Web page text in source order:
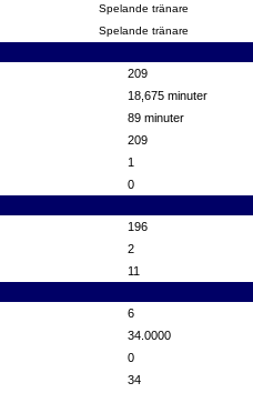
Spelande tränare
Spelande tränare
209
18,675 minuter
89 minuter
209
1
0
196
2
11
6
34.0000
0
34